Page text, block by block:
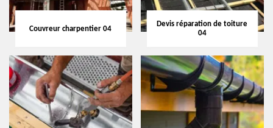
Couvreur charpentier 04
Devis réparation de toiture
04